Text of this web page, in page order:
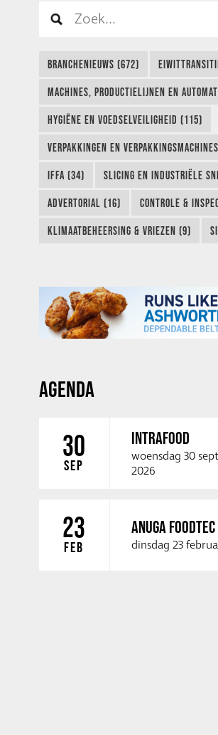
BRANCHENIEUWS (672)
MACHINES, PRODUCTIELIJNEN EN
HYGIËNE EN VOEDSELVEILIGHEID (115)
VERPAKKINGEN EN
IFFA (34) SLICING EN INDUSTRIËLE
ADVERTORIAL (16) CONTROLE &
KLIMAATBEHEERSING & VRIEZEN (9)
AGENDA
30
SEP
INTRAFOOD
woensdag 30
2026
23
FEB
ANUGA FOODTEC
dinsdag 23